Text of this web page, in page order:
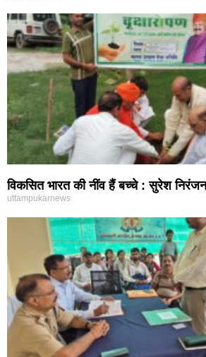
विकसित भारत की नींव हैं बच्चे : सुरेश
uttampukarnews